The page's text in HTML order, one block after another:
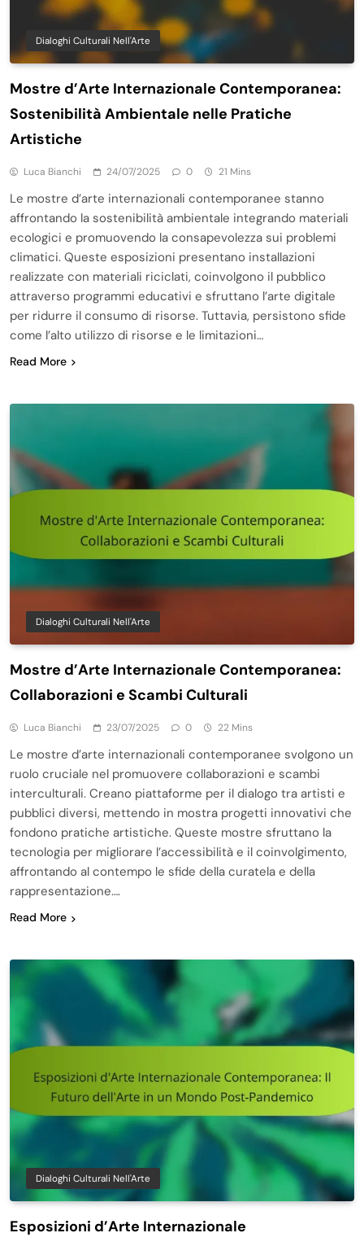
Dialoghi Culturali Nell'Arte
Mostre d’Arte Internazionale Contemporanea:
Sostenibilità Ambientale nelle Pratiche
Artistiche
Luca Bianchi 24/07/2025 0 21 Mins
Le mostre d’arte internazionali contemporanee stanno
affrontando la sostenibilità ambientale integrando materiali
ecologici e promuovendo la consapevolezza sui problemi
climatici. Queste esposizioni presentano installazioni
realizzate con materiali riciclati, coinvolgono il pubblico
attraverso programmi educativi e sfruttano l’arte digitale
per ridurre il consumo di risorse. Tuttavia, persistono sfide
come l’alto utilizzo di risorse e le limitazioni…
Read More
Dialoghi Culturali Nell'Arte
Mostre d’Arte Internazionale Contemporanea:
Collaborazioni e Scambi Culturali
Luca Bianchi 23/07/2025 0 22 Mins
Le mostre d’arte internazionali contemporanee svolgono un
ruolo cruciale nel promuovere collaborazioni e scambi
interculturali. Creano piattaforme per il dialogo tra artisti e
pubblici diversi, mettendo in mostra progetti innovativi che
fondono pratiche artistiche. Queste mostre sfruttano la
tecnologia per migliorare l’accessibilità e il coinvolgimento,
affrontando al contempo le sfide della curatela e della
rappresentazione….
Read More
Dialoghi Culturali Nell'Arte
Esposizioni d’Arte Internazionale